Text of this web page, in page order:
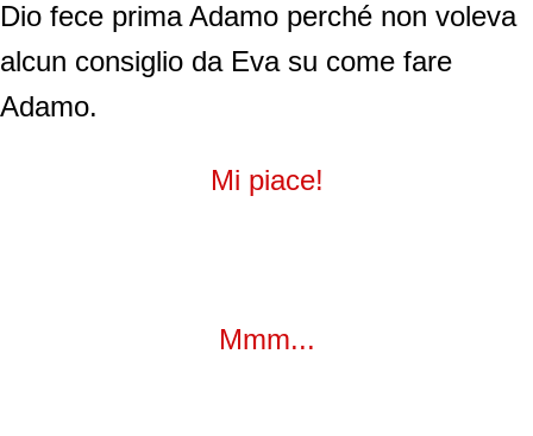
Dio fece prima Adamo perché non voleva
alcun consiglio da Eva su come fare
Adamo.
Mi piace!
Mmm...